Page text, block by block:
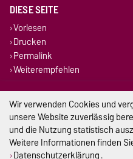
DIESE SEITE
Vorlesen
Drucken
Permalink
Weiterempfehlen
Wir verwenden Cookies und
unsere Website zuverlässig
und die Nutzung statistisch
Weitere Informationen finden
Datenschutzerklärung.